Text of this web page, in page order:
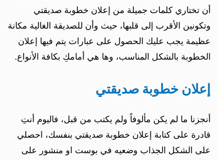
أن تختاري كلمات جميلة من إعلان خطوبة صديقتي
وتكونين الأقرب إلى قلبها، حيث وأن للصديقة الغالية مكانة
عظيمة يجب عليك الحصول على عبارات يتم فيها إعلان
الخطوبة بالشكل المناسب، وها هي أمامكِ بكافة الأنواع.
إعلان خطوبة صديقتي
أنجزنا ما لم يكن مألوفاً ولم يكتب من قبل، فاليوم أنتِ
قادرة على كتابة إعلان خطوبة صديقتي بنفسك، احصلي
على الشكل الجذاب وضعيه في بوست او منشور على